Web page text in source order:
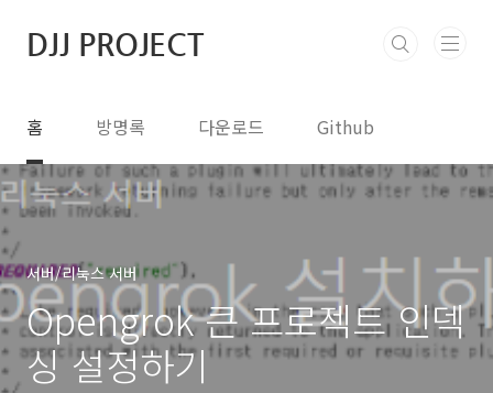
DJJ PROJECT
홈 방명록 다운로드 Github
서버/리눅스 서버
Opengrok 큰 프로젝트 인덱
싱 설정하기